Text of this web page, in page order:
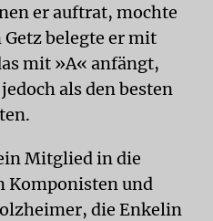
er auftrat, mochte
Getz belegte er mit
mit »A« anfängt,
als den besten
Mitglied in die
Komponisten und
die Enkelin